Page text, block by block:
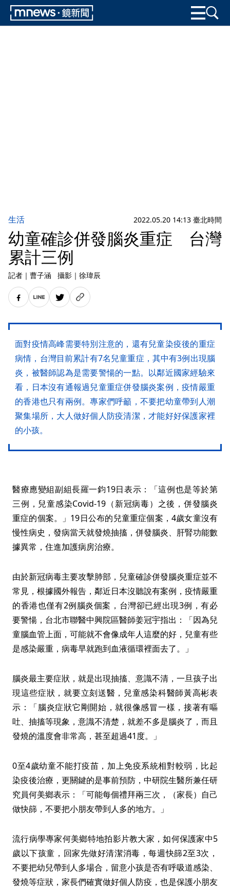
生活 2022.05.20 14:13 臺北時間
幼童確診併發腦炎重症 台灣
累計三例
記者 ｜ 曹子涵 攝影 ｜ 徐瑋辰
面對疫情高峰需要特別注意的，還有兒童染疫後的重症
病情，台灣目前累計有7名兒童重症，其中有3例出現腦
炎，被醫師認為是需要警愓的一點。以鄰近國家經驗來
看，日本沒有通報過兒童重症併發腦炎案例，疫情嚴重
的香港也只有兩例。專家們呼籲，不要把幼童帶到人潮
聚集場所，大人做好個人防疫清潔，才能好好保護家裡
的小孩。
醫療應變組副組長羅一鈞19日表示：「這例也是等於第
三例，兒童感染Covid-19（新冠病毒）之後，併發腦炎
重症的個案。」19日公布的兒童重症個案，4歲女童沒有
慢性病史，發病當天就發燒抽搐，併發腦炎、肝腎功能數
據異常，住進加護病房治療。
由於新冠病毒主要攻擊肺部，兒童確診併發腦炎重症並不
常見，根據國外報告，鄰近日本沒聽說有案例，疫情嚴重
的香港也僅有2例腦炎個案，台灣卻已經出現3例，有必
要警愓，台北市聯醫中興院區醫師姜冠宇指出：「因為兒
童腦血管上面，可能就不會像成年人這麼的好，兒童有些
是感染嚴重，病毒早就跑到血液循環裡面去了。」
腦炎最主要症狀，就是出現抽搐、意識不清，一旦孩子出
現這些症狀，就要立刻送醫，兒童感染科醫師黃高彬表
示：「腦炎症狀它剛開始，就很像感冒一樣，接著有嘔
吐、抽搐等現象，意識不清楚，就差不多是腦炎了，而且
發燒的溫度會非常高，甚至超過41度。」
0至4歲幼童不能打疫苗，加上免疫系統相對較弱，比起
染疫後治療，更關鍵的是事前預防，中研院生醫所兼任研
究員何美鄉表示：「可能每個禮拜兩三次，（家長）自己
做快篩，不要把小朋友帶到人多的地方。」
流行病學專家何美鄉特地拍影片教大家，如何保護家中5
歲以下孩童，回家先做好清潔消毒，每週快篩2至3次，
不要把幼兒帶到人多場合，留意小孩是否有呼吸道感染、
發燒等症狀，家長們確實做好個人防疫，也是保護小朋友